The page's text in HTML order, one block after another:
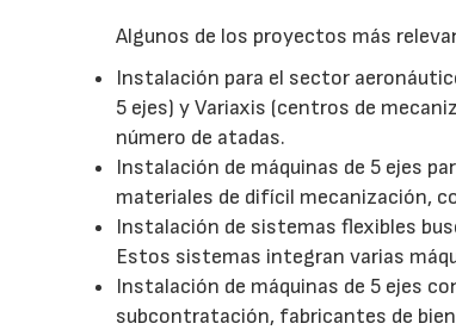
Algunos de los proyectos más
Instalación para el sector
5 ejes) y Variaxis (centros de
número de atadas.
Instalación de máquinas de 5 ejes
materiales de difícil mecanización,
Instalación de sistemas flexibles
Estos sistemas integran varias
Instalación de máquinas de 5 ejes
subcontratación, fabricantes de